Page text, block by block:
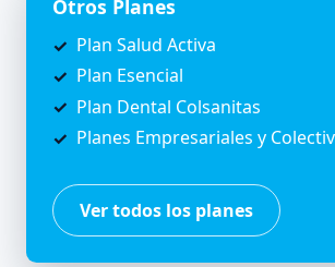
Otros Planes
Plan Salud Activa
Plan Esencial
Plan Dental Colsanitas
Planes Empresariales y
Ver todos los planes